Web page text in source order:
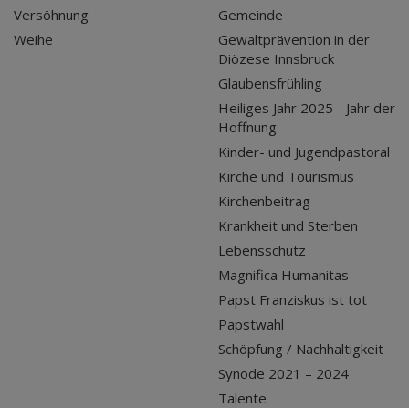
Versöhnung
Weihe
Gemeinde
Gewaltprävention in der
Diözese Innsbruck
Glaubensfrühling
Heiliges Jahr 2025 - Jahr der
Hoffnung
Kinder- und Jugendpastoral
Kirche und Tourismus
Kirchenbeitrag
Krankheit und Sterben
Lebensschutz
Magnifica Humanitas
Papst Franziskus ist tot
Papstwahl
Schöpfung / Nachhaltigkeit
Synode 2021 – 2024
Talente